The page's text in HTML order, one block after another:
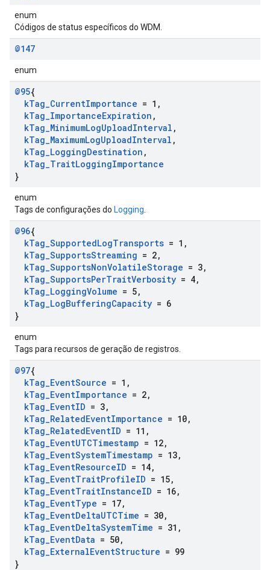
enum
Códigos de status específicos do WDM.
@147
enum
@95{
kTag_CurrentImportance = 1 ,
kTag_ImportanceExpiration ,
kTag_MinimumLogUploadInterval ,
kTag_MaximumLogUploadInterval ,
kTag_LoggingDestination ,
kTag_TraitLoggingImportance
}
enum
Tags de configurações do Logging
@96{
kTag_SupportedLogTransports = 1 ,
kTag_SupportsStreaming = 2,
kTag_SupportsNonVolatileStorage = 3,
kTag_SupportsPerTraitVerbosity = 4,
kTag_LoggingVolume = 5,
kTag_LogBufferingCapacity = 6
}
enum
Tags para recursos de geração de registros.
@97{
kTag_EventSource = 1 ,
kTag_EventImportance = 2,
kTag_EventID = 3,
kTag_RelatedEventImportance = 10,
kTag_RelatedEventID = 11 ,
kTag_EventUTCTimestamp = 12,
kTag_EventSystemTimestamp = 13,
kTag_EventResourceID = 14,
kTag_EventTraitProfileID = 15,
kTag_EventTraitInstanceID = 16,
kTag_EventType = 17,
kTag_EventDeltaUTCTime = 30,
kTag_EventDeltaSystemTime = 31 ,
kTag_EventData = 50,
kTag_ExternalEventStructure = 99
}